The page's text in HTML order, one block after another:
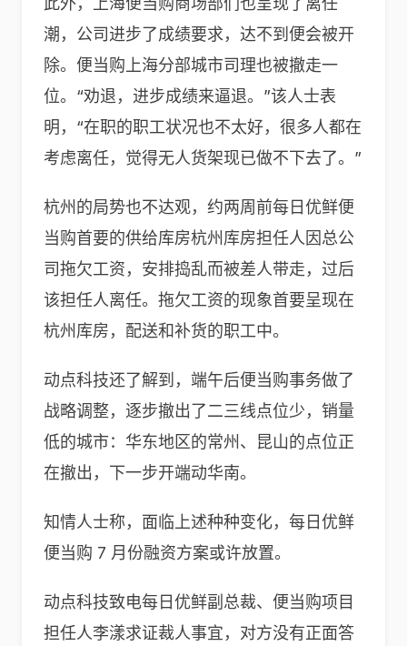
潮，公司进步了成绩要求，达不到便会被开
除。便当购上海分部城市司理也被撤走一
位。“劝退，进步成绩来逼退。”该人士表
明，“在职的职工状况也不太好，很多人都在
考虑离任，觉得无人货架现已做不下去了。”
杭州的局势也不达观，约两周前每日优鲜便
当购首要的供给库房杭州库房担任人因总公
司拖欠工资，安排捣乱而被差人带走，过后
该担任人离任。拖欠工资的现象首要呈现在
杭州库房，配送和补货的职工中。
动点科技还了解到，端午后便当购事务做了
战略调整，逐步撤出了二三线点位少，销量
低的城市：华东地区的常州、昆山的点位正
在撤出，下一步开端动华南。
知情人士称，面临上述种种变化，每日优鲜
便当购 7 月份融资方案或许放置。
动点科技致电每日优鲜副总裁、便当购项目
担任人李漾求证裁人事宜，对方没有正面答